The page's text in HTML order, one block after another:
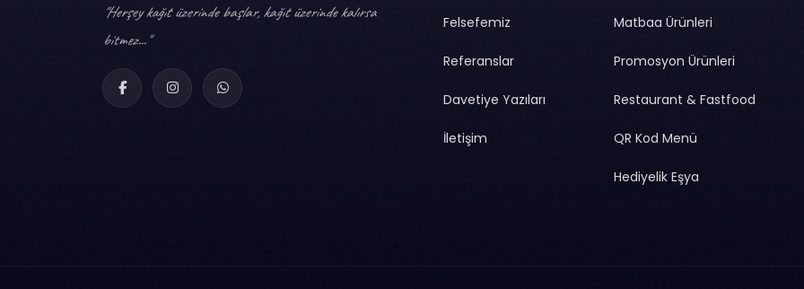
"Herşey kağıt üzerinde başlar, kağıt üzerinde kalırsa
bitmez..."
Felsefemiz
Referanslar
Davetiye Yazıları
İletişim
Matbaa Ürünleri
Promosyon Ürünleri
Restaurant & Fastfood
QR Kod Menü
Hediyelik Eşya